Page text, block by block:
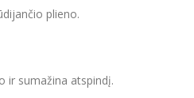
plieno.
ir sumažina atspindį.